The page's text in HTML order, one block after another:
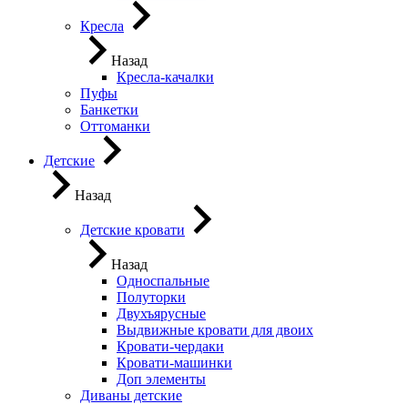
Кресла
Назад
Кресла-качалки
Пуфы
Банкетки
Оттоманки
Детские
Назад
Детские кровати
Назад
Односпальные
Полуторки
Двухъярусные
Выдвижные кровати для двоих
Кровати-чердаки
Кровати-машинки
Доп элементы
Диваны детские